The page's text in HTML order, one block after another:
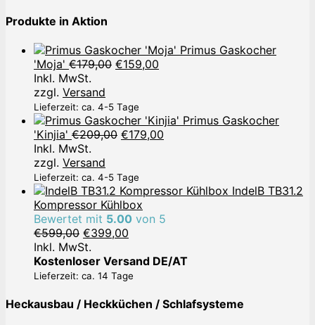
Produkte in Aktion
Primus Gaskocher
'Moja' €179,00 Ursprünglicher
€179,00
€159,00
Inkl. MwSt.
zzgl. Versand
Lieferzeit: ca. 4-5 Tage
Primus Gaskocher
'Kinjia' €209,00 Ursprünglicher
€209,00
€179,00
Inkl. MwSt.
zzgl. Versand
Lieferzeit: ca. 4-5 Tage
IndelB TB31.2
Kompressor Kühlbox
Bewertet mit 5.00 von 5
€599,00 Ursprünglicher
Preis
war:
€599,00
€399,00
ist:
€399,00.
Inkl. MwSt.
Kostenloser Versand DE/AT
Lieferzeit: ca. 14 Tage
Heckausbau / Heckküchen / Schlafsysteme